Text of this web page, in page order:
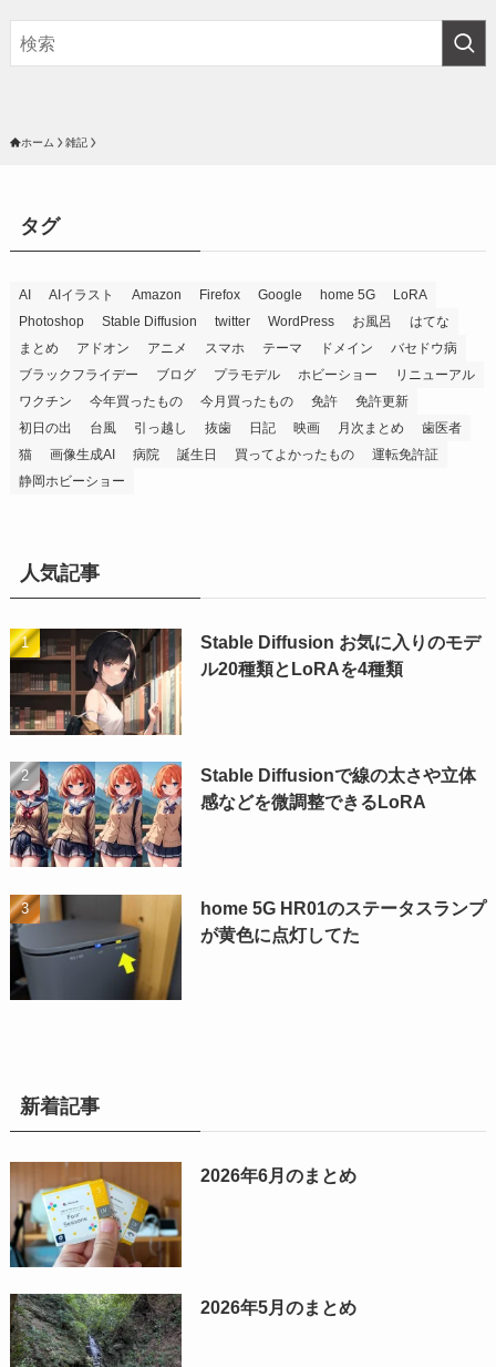
ホーム 雑記
タグ
AI AIイラスト Amazon Firefox Google home 5G
LoRA
Photoshop
Stable Diffusion twitter WordPress お風呂
はてな
まとめ
アドオン アニメ スマホ テーマ ドメイン
バセドウ病
ブラックフライデー
ブログ プラモデル ホビーショー
リニューアル
ワクチン
今年買ったもの 今月買ったもの 免許
免許更新
初日の出
台風 引っ越し 抜歯 日記 映画 月次まとめ
歯医者
猫
画像生成AI 病院 誕生日 買ってよかったもの
運転免許証
静岡ホビーショー
人気記事
Stable Diffusion お気に入りのモデ
ル20種類とLoRAを4種類
Stable Diffusionで線の太さや立体
感などを微調整できるLoRA
home 5G HR01のステータスランプ
が黄色に点灯してた
新着記事
2026年6月のまとめ
2026年5月のまとめ